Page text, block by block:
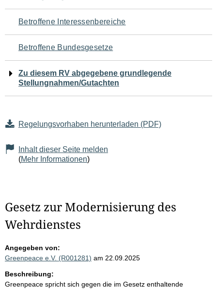
den
Seiteninhalt
Betroffene Interessenbereiche
Betroffene Bundesgesetze
Zu diesem RV abgegebene grundlegende
Stellungnahmen/Gutachten
Regelungsvorhaben herunterladen (PDF)
Inhalt dieser Seite melden
(Mehr Informationen)
Gesetz zur Modernisierung des
Wehrdienstes
Angegeben von:
Greenpeace e.V. (R001281) am 22.09.2025
Beschreibung:
Greenpeace spricht sich gegen die im Gesetz enthaltende